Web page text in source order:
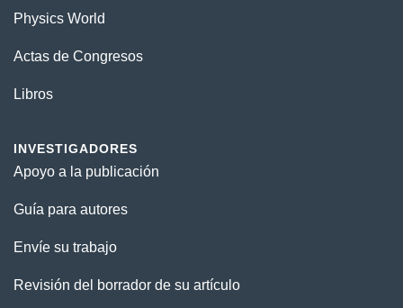
Physics World
Actas de Congresos
Libros
INVESTIGADORES
Apoyo a la publicación
Guía para autores
Envíe su trabajo
Revisión del borrador de su artículo